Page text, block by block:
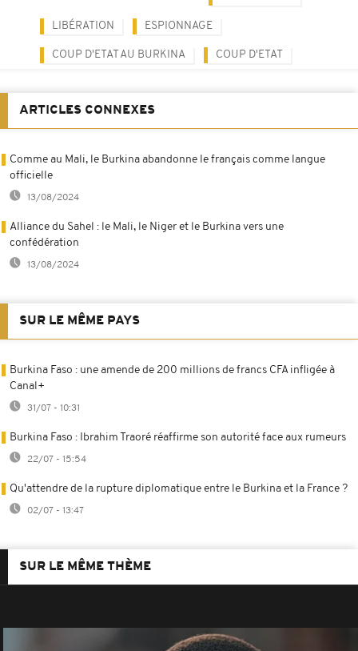
LIBÉRATION ESPIONNAGE
COUP D'ETAT AU BURKINA COUP D'ETAT
ARTICLES CONNEXES
Comme au Mali, le Burkina abandonne le français comme langue
officielle
13/08/2024
Alliance du Sahel : le Mali, le Niger et le Burkina vers une
confédération
13/08/2024
SUR LE MÊME PAYS
Burkina Faso : une amende de 200 millions de francs CFA infligée à
Canal+
31/07 - 10:31
Burkina Faso : Ibrahim Traoré réaffirme son autorité face aux rumeurs
22/07 - 15:54
Qu'attendre de la rupture diplomatique entre le Burkina et la France ?
02/07 - 13:47
SUR LE MÊME THÈME